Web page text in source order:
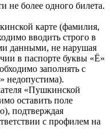
не более одного билета.
карте (фамилия,
вводить строго в
данными, не нарушая
в паспорте буквы «Ё»
заполнять с
недопустима).
«Пушкинской
оставить поле
подтверждая
с профилем на